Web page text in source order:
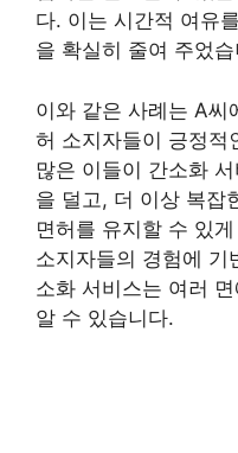
다. 이는 시간적 여유
을 확실히 줄여 주었
이와 같은 사례는 A씨
허 소지자들이 긍정적
많은 이들이 간소화
을 덜고, 더 이상 복잡
면허를 유지할 수 있
소지자들의 경험에 기
소화 서비스는 여러
알 수 있습니다.